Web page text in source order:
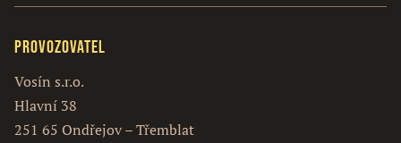
Provozovatel
Vosín s.r.o.
Hlavní 38
251 65 Ondřejov – Třemblat